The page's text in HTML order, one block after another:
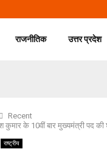
राजनीतिक उत्तर प्रदेश
Recent
कुमार के 10वीं बार मुख्यमंत्री पद
राष्ट्रीय